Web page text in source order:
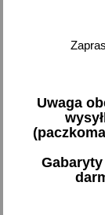
Uwaga